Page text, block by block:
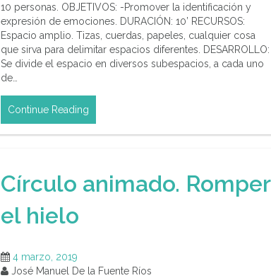
10 personas. OBJETIVOS: -Promover la identificación y
expresión de emociones. DURACIÓN: 10’ RECURSOS:
Espacio amplio. Tizas, cuerdas, papeles, cualquier cosa
que sirva para delimitar espacios diferentes. DESARROLLO:
Se divide el espacio en diversos subespacios, a cada uno
de…
Continue Reading
Círculo animado. Romper
el hielo
4 marzo, 2019
José Manuel De la Fuente Ríos